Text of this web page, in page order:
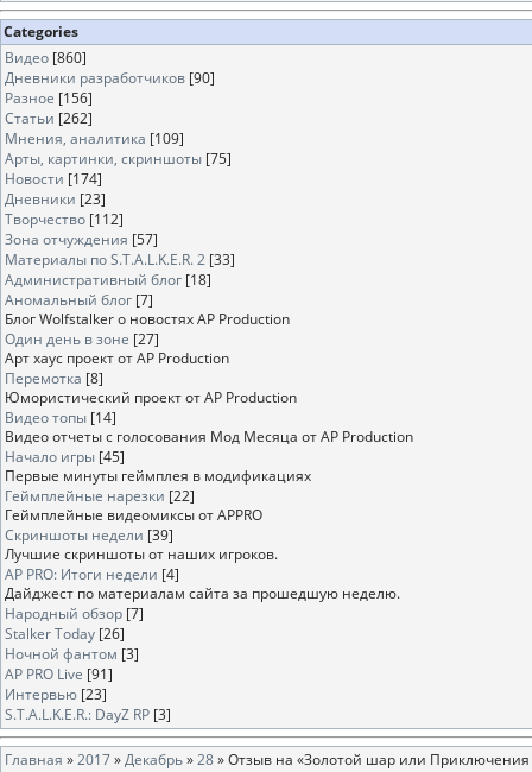
Categories
Видео [860]
Дневники разработчиков [90]
Разное [156]
Статьи [262]
Мнения, аналитика [109]
Арты, картинки, скриншоты [75]
Новости [174]
Дневники [23]
Творчество [112]
Зона отчуждения [57]
Материалы по S.T.A.L.K.E.R. 2 [33]
Административный блог [18]
Аномальный блог [7]
Блог Wolfstalker о новостях AP Production
Один день в зоне [27]
Арт хаус проект от AP Production
Перемотка [8]
Юмористический проект от AP Production
Видео топы [14]
Видео отчеты с голосования Мод Месяца от AP Production
Начало игры [45]
Первые минуты геймплея в модификациях
Геймплейные нарезки [22]
Геймплейные видеомиксы от APPRO
Скриншоты недели [39]
Лучшие скриншоты от наших игроков.
AP PRO: Итоги недели [4]
Дайджест по материалам сайта за прошедшую неделю.
Народный обзор [7]
Stalker Today [26]
Ночной фантом [3]
AP PRO Live [91]
Интервью [23]
S.T.A.L.K.E.R.: DayZ RP [3]
Главная »2017»Декабрь»28» Отзыв на «Золотой шар или